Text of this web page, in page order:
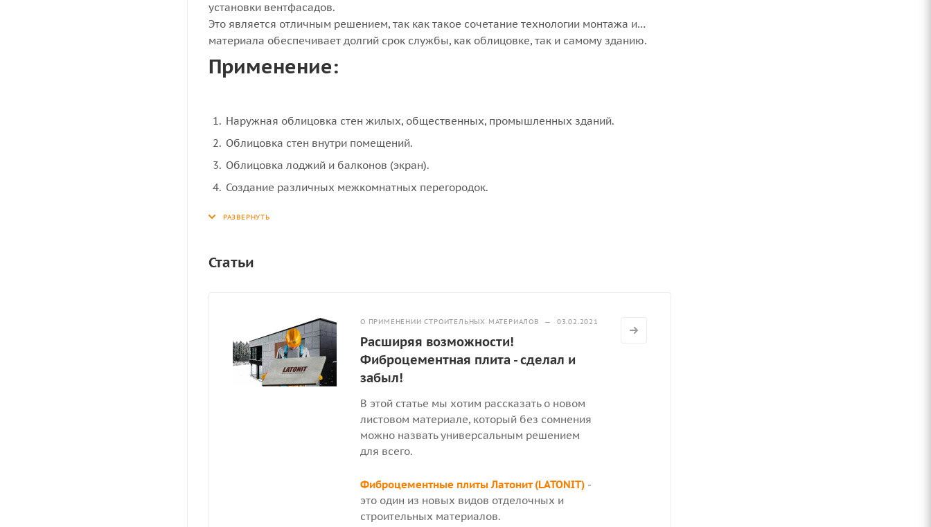
установки вентфасадов.
Это является отличным решением, так как такое сочетание технологии монтажа и
материала обеспечивает долгий срок службы, как облицовке, так и самому зданию.
Применение:
Наружная облицовка стен жилых, общественных, промышленных зданий.
Облицовка стен внутри помещений.
Облицовка лоджий и балконов (экран).
Создание различных межкомнатных перегородок.
Статьи
О ПРИМЕНЕНИИ СТРОИТЕЛЬНЫХ МАТЕРИАЛОВ — 03.02.2021
Расширяя возможности!
Фиброцементная плита - сделал и
забыл!
В этой статье мы хотим рассказать о новом
листовом материале, который без сомнения
можно назвать универсальным решением
для всего.
Фиброцементные плиты Латонит (LATONIT) -
это один из новых видов отделочных и
строительных материалов.